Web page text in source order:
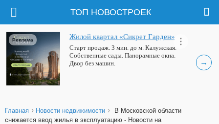
ТОП НОВОСТРОЕК
→
Жилой квартал «Сикрет Гарден»
Старт продаж. 3 мин. до м. Калужская.
Собственные сады. Панорамные окна.
Двор без машин.
Реклама
Главная › Новости недвижимости ›
В Московской области
снижается ввод жилья в эксплуатацию - Новости на